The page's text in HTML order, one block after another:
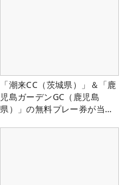
「潮来CC（茨城県）」＆「鹿
児島ガーデンGC（鹿児島
県）」の無料プレー券が当た